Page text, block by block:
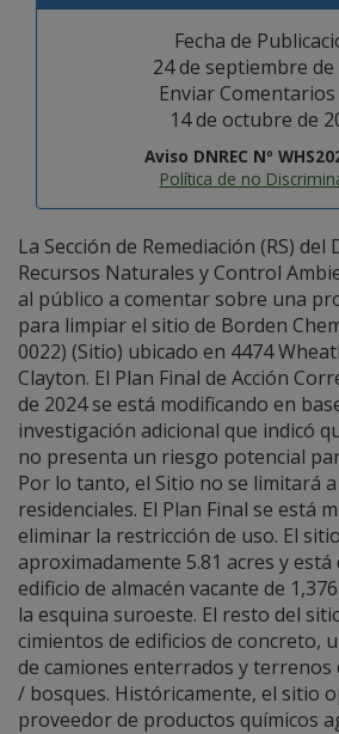
Fecha de
24 de septiembre de
Enviar Comentarios
14 de octubre de
Aviso DNREC Nº
Política de no
La Sección de Remediación (RS)
Recursos Naturales y Control
al público a comentar sobre una
para limpiar el sitio de Borden
0022) (Sitio) ubicado en 4474
Clayton. El Plan Final de Acción
de 2024 se está modificando en
investigación adicional que indicó
no presenta un riesgo potencial
Por lo tanto, el Sitio no se limitará
residenciales. El Plan Final se está
eliminar la restricción de uso. El
aproximadamente 5.81 acres y
edificio de almacén vacante de
la esquina suroeste. El resto del
cimientos de edificios de concreto,
de camiones enterrados y
/ bosques. Históricamente, el sitio
proveedor de productos químicos